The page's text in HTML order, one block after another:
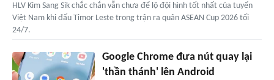
HLV Kim Sang Sik chắc chắn vẫn chưa để lộ đội hình tốt nhất của tuyển
Việt Nam khi đấu Timor Leste trong trận ra quân ASEAN Cup 2026 tối
24/7.
Google Chrome đưa nút quay lại
'thần thánh' lên Android